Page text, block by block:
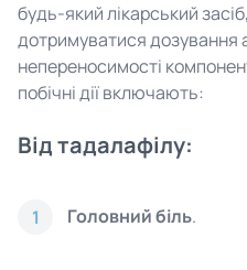
будь-який лікарський
дотримуватися дозування
непереносимості
побічні дії включають:
Від тадалафілу:
1 Головний біль.